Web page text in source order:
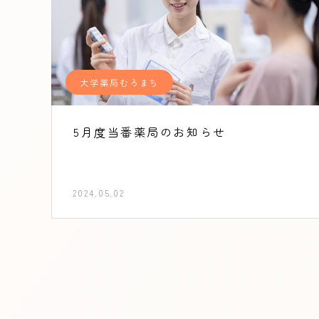
大学薬局むろまち
5月度当番薬局のお知らせ
2024.05.02